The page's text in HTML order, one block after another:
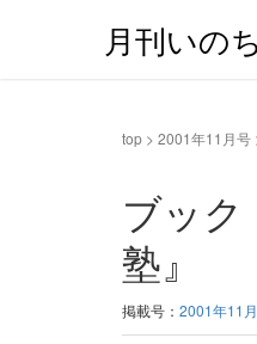
月刊いの
top > 2001年11月号
ブッ
塾』
掲載号： 2001年11